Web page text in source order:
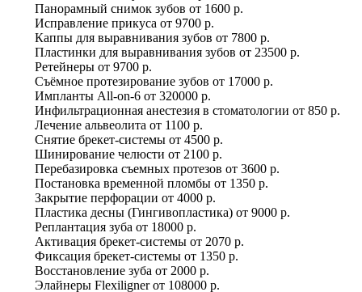
Панорамный снимок зубов от 1600 р.
Исправление прикуса от 9700 р.
Каппы для выравнивания зубов от 7800 р.
Пластинки для выравнивания зубов от 23500 р.
Ретейнеры от 9700 р.
Съёмное протезирование зубов от 17000 р.
Импланты All-on-6 от 320000 р.
Инфильтрационная анестезия в стоматологии от 850 р.
Лечение альвеолита от 1100 р.
Снятие брекет-системы от 4500 р.
Шинирование челюсти от 2100 р.
Перебазировка съемных протезов от 3600 р.
Постановка временной пломбы от 1350 р.
Закрытие перфорации от 4000 р.
Пластика десны (Гингивопластика) от 9000 р.
Реплантация зуба от 18000 р.
Активация брекет-системы от 2070 р.
Фиксация брекет-системы от 1350 р.
Восстановление зуба от 2000 р.
Элайнеры Flexilignerот 108000 р.